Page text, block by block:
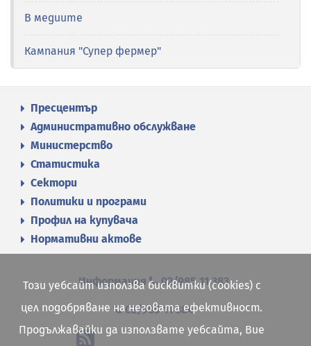
В медиите
Кампания "Супер фермер"
Пресцентър
Административно обслужване
Министерство
Статистика
Сектори
Политики и програми
Профил на купувача
Нормативни актове
Информация 02/985 11 383
02/985 11 384
Този уебсайт използва бисквитки (cookies) с
цел подобряване на неговата ефективност.
Продължавайки да използвате уебсайта, Вие